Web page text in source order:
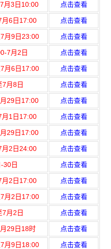
月3日10:00 点击查看
6日17:00 点击查看
月9日23:00 点击查看
7月2日 点击查看
月6日17:00 点击查看
月8日 点击查看
29日17:00 点击查看
1日17:00 点击查看
29日17:00 点击查看
2日24:00 点击查看
30日 点击查看
2日17:00 点击查看
月2日17:00 点击查看
月2日 点击查看
29日18时 点击查看
月9日18:00 点击查看